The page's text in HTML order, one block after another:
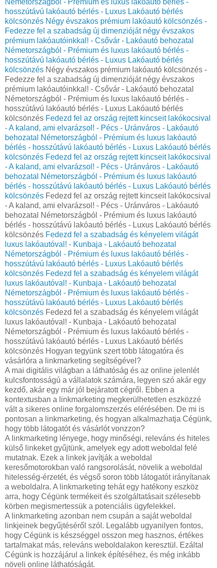
hosszútávú lakóautó bérlés - Luxus Lakóautó bérlés
kölcsönzés Négy évszakos prémium lakóautó kölcsönzés -
Fedezze fel a szabadság új dimenzióját négy évszakos
prémium lakóautóinkkal! - Csővár - Lakóautó behozatal
Németországból - Prémium és luxus lakóautó bérlés -
hosszútávú lakóautó bérlés - Luxus Lakóautó bérlés
kölcsönzés Négy évszakos prémium lakóautó kölcsönzés -
Fedezze fel a szabadság új dimenzióját négy évszakos
prémium lakóautóinkkal! - Csővár - Lakóautó behozatal
Németországból - Prémium és luxus lakóautó bérlés -
hosszútávú lakóautó bérlés - Luxus Lakóautó bérlés
kölcsönzés Fedezd fel az ország rejtett kincseit lakókocsival
- A kaland, ami elvarázsol! - Pécs - Uránváros - Lakóautó
behozatal Németországból - Prémium és luxus lakóautó
bérlés - hosszútávú lakóautó bérlés - Luxus Lakóautó bérlés
kölcsönzés Fedezd fel az ország rejtett kincseit lakókocsival
- A kaland, ami elvarázsol! - Pécs - Uránváros - Lakóautó
behozatal Németországból - Prémium és luxus lakóautó
bérlés - hosszútávú lakóautó bérlés - Luxus Lakóautó bérlés
kölcsönzés Fedezd fel az ország rejtett kincseit lakókocsival
- A kaland, ami elvarázsol! - Pécs - Uránváros - Lakóautó
behozatal Németországból - Prémium és luxus lakóautó
bérlés - hosszútávú lakóautó bérlés - Luxus Lakóautó bérlés
kölcsönzés Fedezd fel a szabadság és kényelem világát
luxus lakóautóval! - Kunbaja - Lakóautó behozatal
Németországból - Prémium és luxus lakóautó bérlés -
hosszútávú lakóautó bérlés - Luxus Lakóautó bérlés
kölcsönzés Fedezd fel a szabadság és kényelem világát
luxus lakóautóval! - Kunbaja - Lakóautó behozatal
Németországból - Prémium és luxus lakóautó bérlés -
hosszútávú lakóautó bérlés - Luxus Lakóautó bérlés
kölcsönzés Fedezd fel a szabadság és kényelem világát
luxus lakóautóval! - Kunbaja - Lakóautó behozatal
Németországból - Prémium és luxus lakóautó bérlés -
hosszútávú lakóautó bérlés - Luxus Lakóautó bérlés
kölcsönzés Hogyan tegyünk szert több látogatóra és
vásárlóra a linkmarketing segítségével?
A mai digitális világban a láthatóság és az online jelenlét
kulcsfontosságú a vállalatok számára, legyen szó akár egy
kezdő, akár egy már jól bejáratott cégről. Ebben a
kontextusban a linkmarketing megkerülhetetlen eszközzé
vált a sikeres online forgalomszerzés elérésében. De mi is
pontosan a linkmarketing, és hogyan alkalmazhatja Cégünk,
hogy több látogatót és vásárlót vonzzon?
A linkmarketing lényege, hogy minőségi, releváns és hiteles
külső linkeket gyűjtünk, amelyek egy adott weboldal felé
mutatnak. Ezek a linkek javítják a weboldal
keresőmotorokban való rangsorolását, növelik a weboldal
hitelesség-érzetét, és végső soron több látogatót irányítanak
a weboldalra. A linkmarketing tehát egy hatékony eszköz
arra, hogy Cégünk termékeit és szolgáltatásait szélesebb
körben megismertessük a potenciális ügyfelekkel.
A linkmarketing azonban nem csupán a saját weboldal
linkjeinek begyűjtéséről szól. Legalább ugyanilyen fontos,
hogy Cégünk is készséggel osszon meg hasznos, értékes
tartalmakat más, releváns weboldalakon keresztül. Ezáltal
Cégünk is hozzájárul a linkek építéséhez, és még inkább
növeli online láthatóságát.